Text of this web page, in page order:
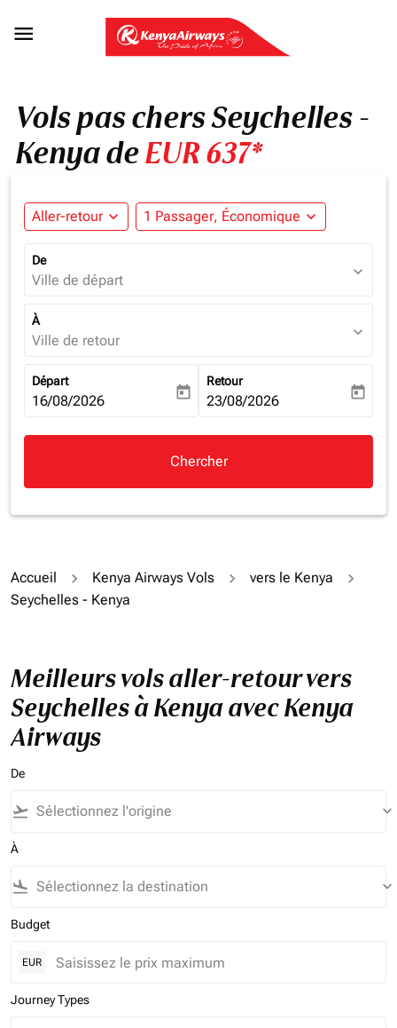

Vols pas chers Seychelles -
Kenya deEUR 637*
Aller-retour expand_more 1 Passager, Économique expand_more
De
Ville de départ expand_more
À
Ville de retour expand_more
Départ
fc-booking-departure-date-aria-label
16/08/2026 today
Retour
fc-booking-return-date-aria-
23/08/2026 today
Chercher
Accueil Kenya Airways Vols
vers le Kenya
Seychelles - Kenya
Meilleurs vols aller-retour vers
Seychelles à Kenya avec Kenya
Airways
De
flight_takeoff keyboard_arrow_down
À
flight_land keyboard_arrow_down
Budget
EUR
Journey Types